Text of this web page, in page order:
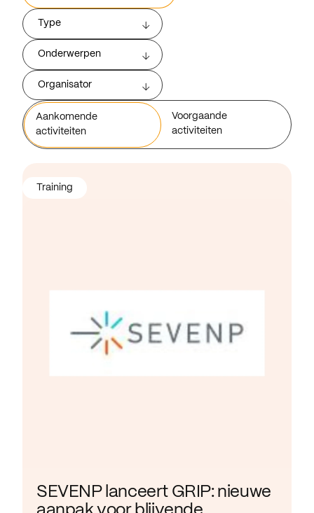
Type
Onderwerpen
Organisator
Aankomende
activiteiten
Voorgaande
activiteiten
SEVENP lanceert GRIP: nieuwe
Training